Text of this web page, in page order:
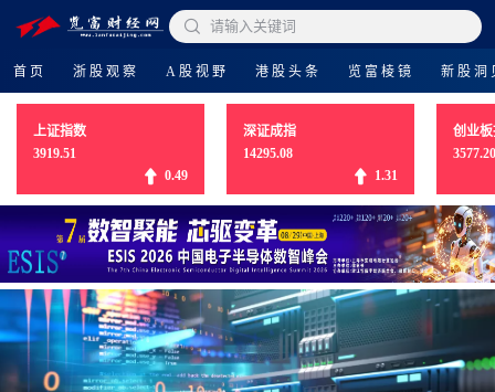
 请输入关键词
首页 浙股观察 A股视野 港股头条 览富棱镜 新股洞
上证指数
3919.51
0.49
深证成指
14295.08
1.31
创业
3577.20